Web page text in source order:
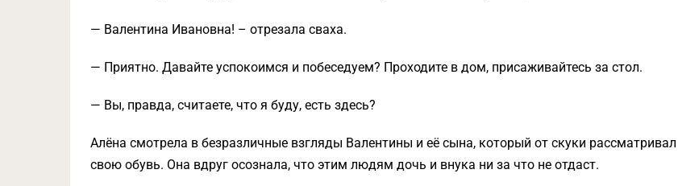
— Валентина Ивановна! – отрезала сваха.
— Приятно. Давайте успокоимся и побеседуем? Проходите в дом, присаживайтесь за стол.
— Вы, правда, считаете, что я буду, есть здесь?
Алёна смотрела в безразличные взгляды Валентины и её сына, который от скуки рассматривал
свою обувь. Она вдруг осознала, что этим людям дочь и внука ни за что не отдаст.